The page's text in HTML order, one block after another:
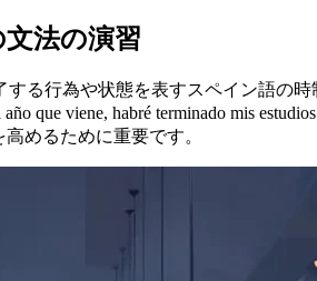
法の演習
する行為や状態を表すスペイン語の
que viene, habré terminado mis
めるために重要です。